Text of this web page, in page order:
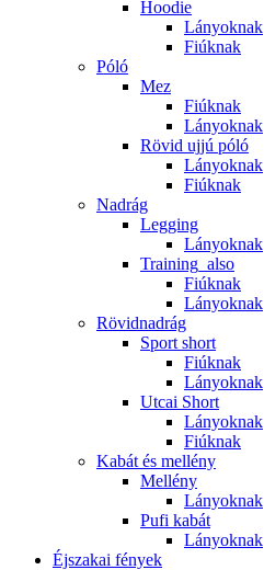
Hoodie
Lányoknak
Fiúknak
Póló
Mez
Fiúknak
Lányoknak
Rövid ujjú póló
Lányoknak
Fiúknak
Nadrág
Legging
Lányoknak
Training_also
Fiúknak
Lányoknak
Rövidnadrág
Sport short
Fiúknak
Lányoknak
Utcai Short
Lányoknak
Fiúknak
Kabát és mellény
Mellény
Lányoknak
Pufi kabát
Lányoknak
Éjszakai fények